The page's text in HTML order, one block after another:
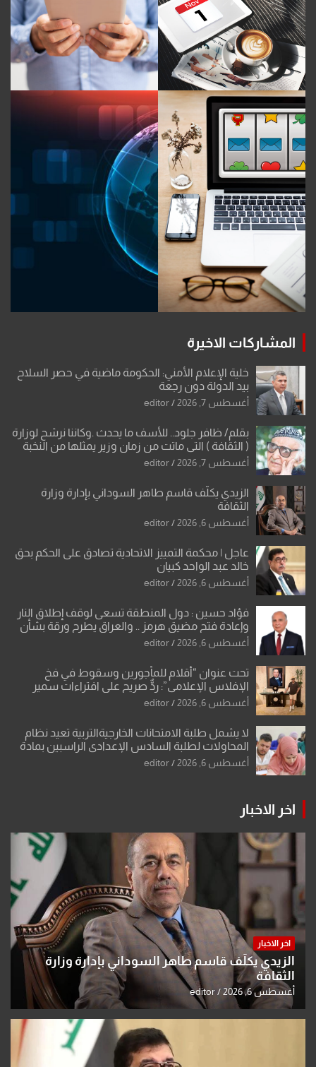
المشاركات الاخيرة
خلية الإعلام الأمني: الحكومة ماضية في حصر السلاح
بيد الدولة دون رجعة
أغسطس 7, 2026 editor
بقلم/ ظافر جلود.. للأسف ما يحدث .وكاننا نرشح لوزارة
( الثقافة ) التي ماتت من زمان وزير يمثلها من النخبة
والإرث العظيم للثقافة العراقية..
أغسطس 7, 2026 editor
الزيدي يكلّف قاسم طاهر السوداني بإدارة وزارة
الثقافة
أغسطس 6, 2026 editor
عاجل | محكمة التمييز الاتحادية تصادق على الحكم بحق
خالد عبد الواحد كبيان
أغسطس 6, 2026 editor
فؤاد حسين : دول المنطقة تسعى لوقف إطلاق النار
وإعادة فتح مضيق هرمز .. والعراق يطرح ورقة بشأن
تحولات القدس
أغسطس 6, 2026 editor
تحت عنوان “أقلام للمأجورين وسقوط في فخ
الإفلاس الإعلامي”: ردٌّ صريح على افتراءات سمير
الشكرجي
أغسطس 6, 2026 editor
لا يشمل طلبة الامتحانات الخارجيةالتربية تعيد نظام
المحاولات لطلبة السادس الإعدادي الراسبين بمادة
أو مادتين
أغسطس 6, 2026 editor
اخر الاخبار
اخر الاخبار
الزيدي يكلّف قاسم طاهر السوداني بإدارة وزارة
الثقافة
أغسطس 6, 2026 editor